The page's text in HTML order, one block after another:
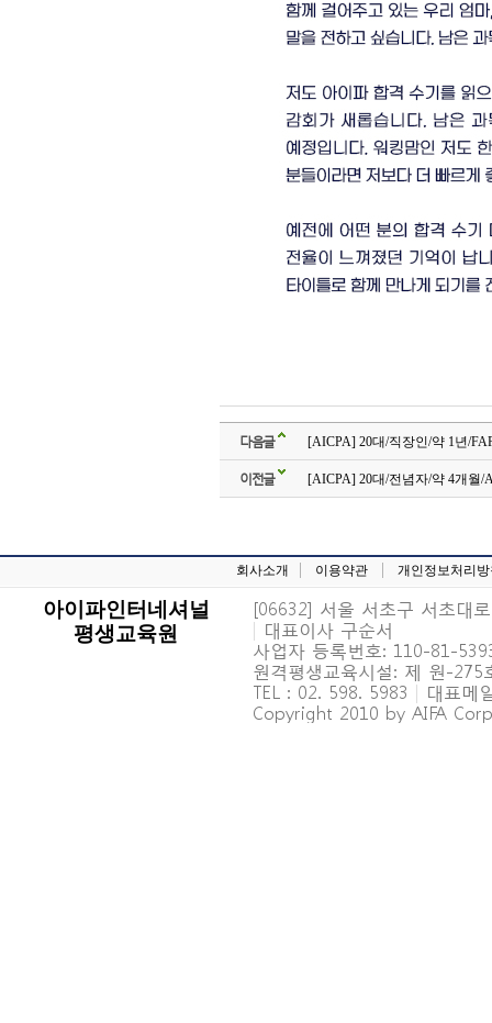
다음글 [AICPA] 20대/직장인/약 1년/
이전글 [AICPA] 20대/전념자/약 4개월/
회사소개 이용약관 개인정보처리
아이파인터네셔널
평생교육원
[06632] 서울 서초구 서초대
| 대표이사 구순서
사업자 등록번호: 110-81-
원격평생교육시설: 제 원-
TEL : 02. 598. 5983 | 대표메
Copyright 2010 by AIFA